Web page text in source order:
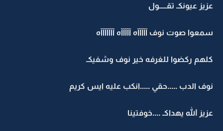
عزيز عيونكـ تقـــــول
سمعوا صوت نوف آآآآآه آآآآآه آآآآآآآه
كلهم ركضوا للغرفه خير نوف وشفيكـ
نوف الدب .....حقي .....انكب عليه ايس كريم
عزيز الله يهداكـ ....خوفتينا